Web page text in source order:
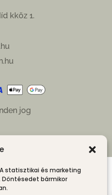
statisztikai és marketing
bármikor
kköz 1.
jog